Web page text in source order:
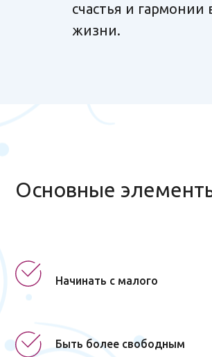
счастья и гармонии
жизни.
Основные
Начинать с малого
Быть более свободным